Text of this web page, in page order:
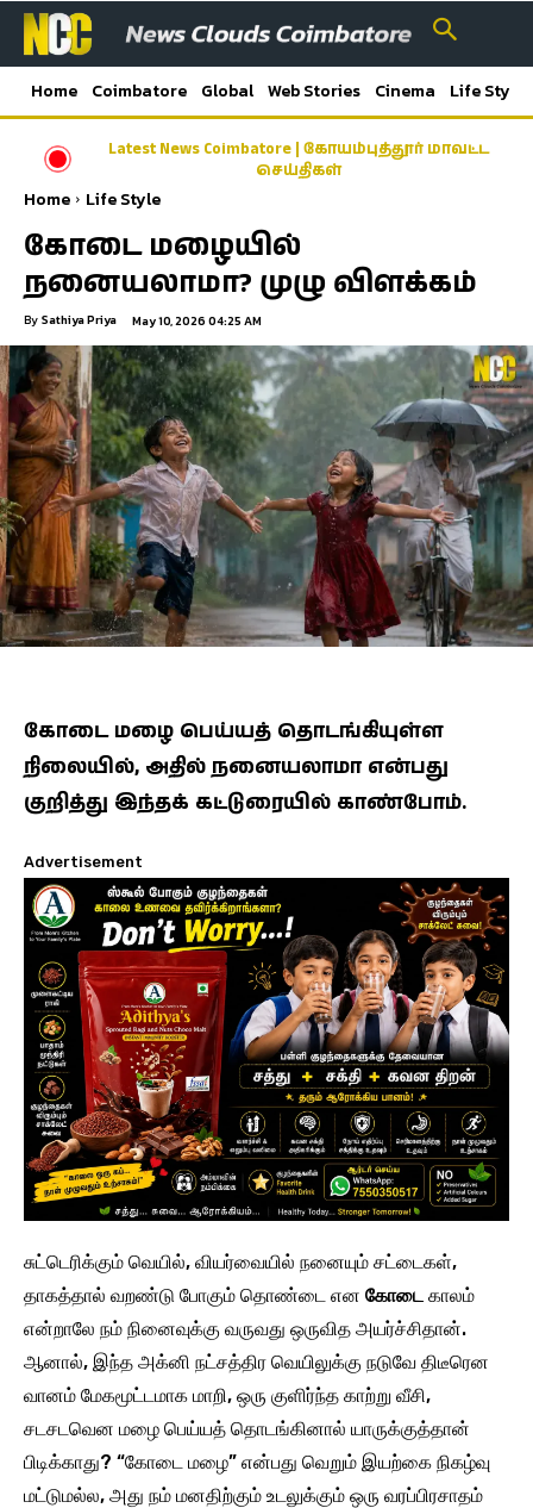
Home Coimbatore Global Web Stories Cinema Life Style
Latest News Coimbatore | கோயம்புத்தூர் மாவட்ட
செய்திகள்
ஓணம் பண்டிகை முன்னிட்டு சிறப்பு ரயில்கள்;
கேரளா–கோவை–பெங்களூரு பயணிகளுக்கு
Home Life Style
கோடை மழையில்
நனையலாமா? முழு விளக்கம்
By Sathiya Priya May 10, 2026 04:25 AM
கோடை மழை பெய்யத் தொடங்கியுள்ள
நிலையில், அதில் நனையலாமா என்பது
குறித்து இந்தக் கட்டுரையில் காண்போம்.
Advertisement
சுட்டெரிக்கும் வெயில், வியர்வையில் நனையும் சட்டைகள்,
தாகத்தால் வறண்டு போகும் தொண்டை என கோடை காலம்
என்றாலே நம் நினைவுக்கு வருவது ஒருவித அயர்ச்சிதான்.
ஆனால், இந்த அக்னி நட்சத்திர வெயிலுக்கு நடுவே திடீரென
வானம் மேகமூட்டமாக மாறி, ஒரு குளிர்ந்த காற்று வீசி,
சடசடவென மழை பெய்யத் தொடங்கினால் யாருக்குத்தான்
பிடிக்காது? “கோடை மழை” என்பது வெறும் இயற்கை நிகழ்வு
மட்டுமல்ல, அது நம் மனதிற்கும் உடலுக்கும் ஒரு வரப்பிரசாதம்